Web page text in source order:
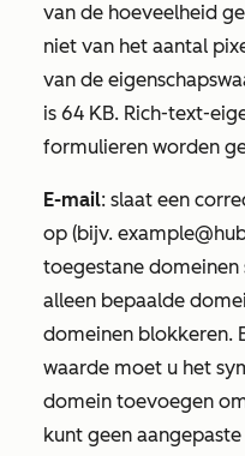
van de hoeveelheid
niet van het aantal
van de
is 64 KB. Rich-text-
formulieren worden
E-mail: slaat een
op (bijv.
toegestane domeinen
alleen bepaalde
domeinen blokkeren.
waarde moet u het
domein toevoegen
kunt geen